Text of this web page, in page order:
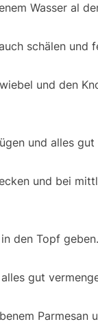
Wasser al
schälen und
und den
und alles gut
und bei
den Topf geben.
gut
Parmesan